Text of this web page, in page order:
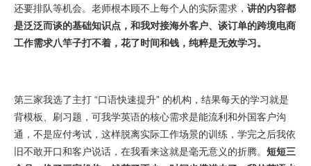
还要排队等机会。老师根本顾不上每个人的实际需求， 讲的内容都
是泛泛而谈的基础知识点，和我对接海外客户、谈订单的跨境电商
工作需求八竿子打不着，花了时间和钱，纯粹是无效学习。
第三家我选了主打 “口语快速提升” 的机构，结果每天的学习就是
背模板、刷习题，可我学英语的核心需求是能流利和外国客户沟
通，不是应付考试，这样脱离实际工作场景的训练，学完之后我依
旧不敢开口和客户说话，在我看来这就是毫无意义的折腾。 短短三